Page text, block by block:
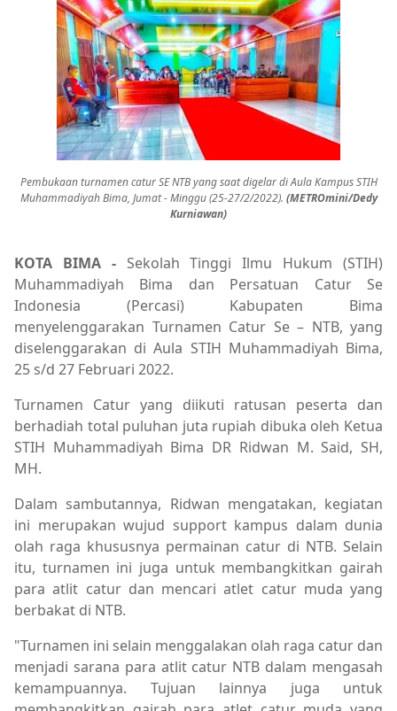
Pembukaan turnamen catur SE NTB yang saat digelar di Aula Kampus STIH
Muhammadiyah Bima, Jumat - Minggu (25-27/2/2022). (METROmini/Dedy
Kurniawan)
KOTA BIMA -Sekolah Tinggi Ilmu Hukum (STIH)
Muhammadiyah Bima dan Persatuan Catur Se
Indonesia (Percasi) Kabupaten Bima
menyelenggarakan Turnamen Catur Se – NTB, yang
diselenggarakan di Aula STIH Muhammadiyah Bima,
25 s/d 27 Februari 2022.
Turnamen Catur yang diikuti ratusan peserta dan
berhadiah total puluhan juta rupiah dibuka oleh Ketua
STIH Muhammadiyah Bima DR Ridwan M. Said, SH,
MH.
Dalam sambutannya, Ridwan mengatakan, kegiatan
ini merupakan wujud support kampus dalam dunia
olah raga khususnya permainan catur di NTB. Selain
itu, turnamen ini juga untuk membangkitkan gairah
para atlit catur dan mencari atlet catur muda yang
berbakat di NTB.
"Turnamen ini selain menggalakan olah raga catur dan
menjadi sarana para atlit catur NTB dalam mengasah
kemampuannya. Tujuan lainnya juga untuk